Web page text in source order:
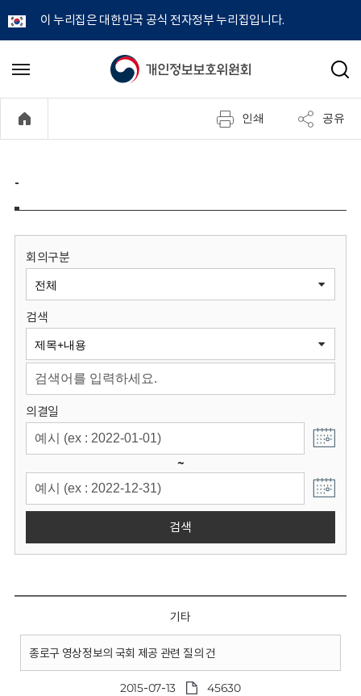
이 누리집은 대한민국 공식 전자정부 누리집입니다.
개
정
보
원
회
메
기
검
인쇄 공유
-
회의구분
검색
의결일
~
검색
기타
종로구 영상정보의 국회 제공 관련 질의 건
2015-07-13 45630